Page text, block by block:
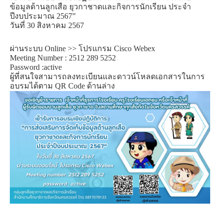
ข้อมูลด้านลูกเสือ ยุวกาชาดและกิจการนักเรียน ประจำ
ปีงบประมาณ 2567”
วันที่ 30 สิงหาคม 2567
ผ่านระบบ Online >> โปรแกรม Cisco Webex
Meeting Number : 2512 289 5252
Password :active
ผู้ที่สนใจสามารถลงทะเบียนและดาวน์โหลดเอกสารในการ
อบรมได้ตาม QR Code ด้านล่าง